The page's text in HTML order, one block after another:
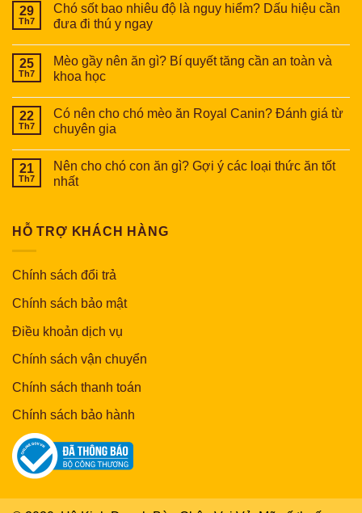
29
Th7
Chó sốt bao nhiêu độ là nguy hiểm? Dấu hiệu cần
đưa đi thú y ngay
25
Th7
Mèo gầy nên ăn gì? Bí quyết tăng cần an toàn và
khoa học
22
Th7
Có nên cho chó mèo ăn Royal Canin? Đánh giá từ
chuyên gia
21
Th7
Nên cho chó con ăn gì? Gợi ý các loại thức ăn tốt
nhất
HỖ TRỢ KHÁCH HÀNG
Chính sách đổi trả
Chính sách bảo mật
Điều khoản dịch vụ
Chính sách vận chuyển
Chính sách thanh toán
Chính sách bảo hành